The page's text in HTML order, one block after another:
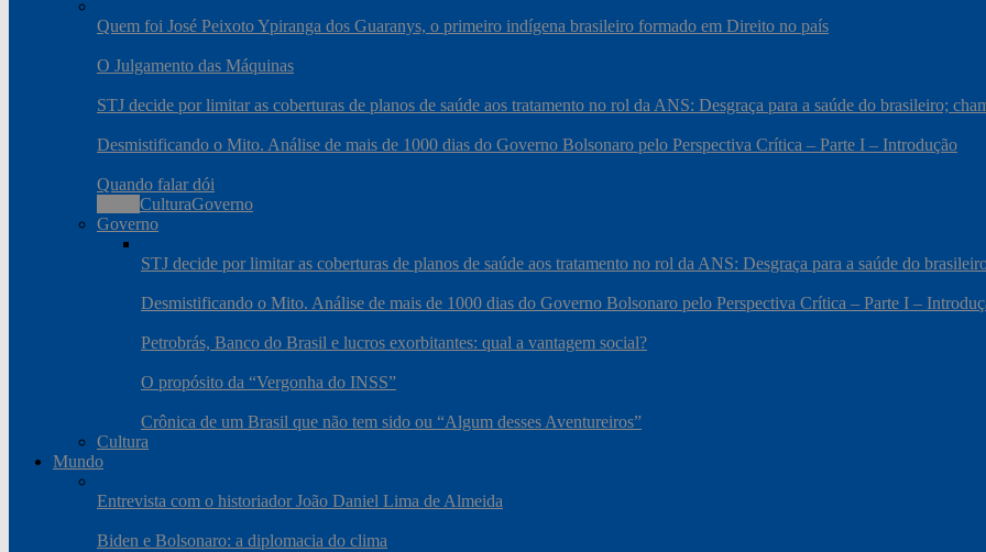
Quem foi José Peixoto Ypiranga dos Guaranys, o primeiro indígena brasileiro formado em Direito no país
O Julgamento das Máquinas
STJ decide por limitar as coberturas de planos de saúde aos tratamento no rol da ANS: Desgraça para a saúde do brasileiro;
Desmistificando o Mito. Análise de mais de 1000 dias do Governo Bolsonaro pelo Perspectiva Crítica – Parte I – Introdução
Quando falar dói
CulturaGoverno
Governo
STJ decide por limitar as coberturas de planos de saúde aos tratamento no rol da ANS: Desgraça para a saúde do
Desmistificando o Mito. Análise de mais de 1000 dias do Governo Bolsonaro pelo Perspectiva Crítica – Parte I –
Petrobrás, Banco do Brasil e lucros exorbitantes: qual a vantagem social?
O propósito da “Vergonha do INSS”
Crônica de um Brasil que não tem sido ou “Algum desses Aventureiros”
Cultura
Mundo
Entrevista com o historiador João Daniel Lima de Almeida
Biden e Bolsonaro: a diplomacia do clima